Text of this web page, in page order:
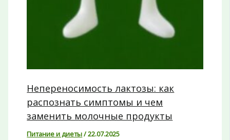
Непереносимость лактозы: как
распознать симптомы и чем
заменить молочные продукты
Питание и диеты/22.07.2025